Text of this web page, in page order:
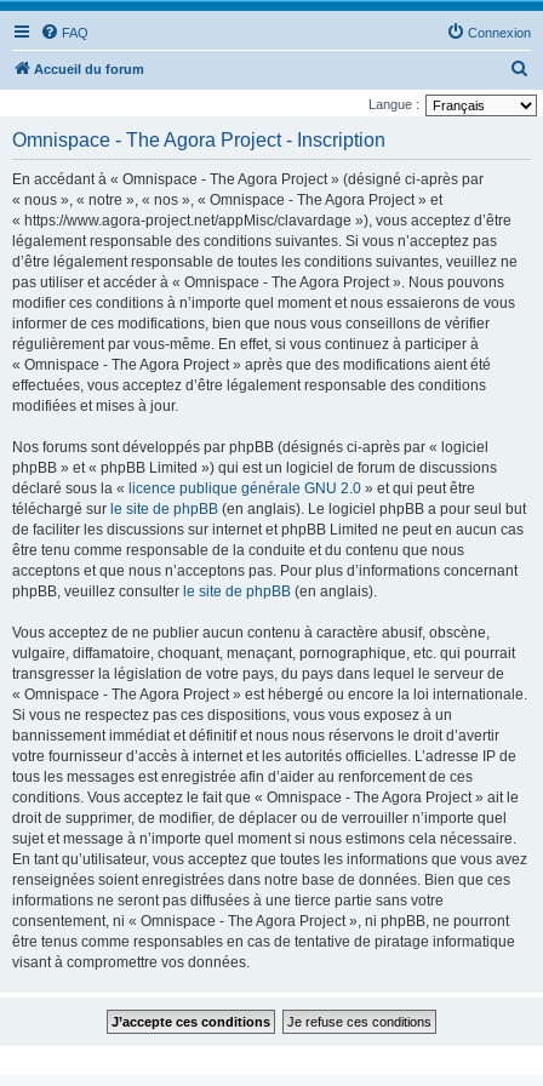
FAQ Connexion
Accueil du forum
e
Langue :
Omnispace - The Agora Project - Inscription
En accédant à « Omnispace - The Agora Project » (désigné ci-après par
« nous », « notre », « nos », « Omnispace - The Agora Project » et
« https://www.agora-project.net/appMisc/clavardage »), vous acceptez d’être
légalement responsable des conditions suivantes. Si vous n’acceptez pas
d’être légalement responsable de toutes les conditions suivantes, veuillez ne
pas utiliser et accéder à « Omnispace - The Agora Project ». Nous pouvons
modifier ces conditions à n’importe quel moment et nous essaierons de vous
informer de ces modifications, bien que nous vous conseillons de vérifier
régulièrement par vous-même. En effet, si vous continuez à participer à
« Omnispace - The Agora Project » après que des modifications aient été
effectuées, vous acceptez d’être légalement responsable des conditions
modifiées et mises à jour.
Nos forums sont développés par phpBB (désignés ci-après par « logiciel
phpBB » et « phpBB Limited ») qui est un logiciel de forum de discussions
déclaré sous la « licence publique générale GNU 2.0 » et qui peut être
téléchargé sur le site de phpBB (en anglais). Le logiciel phpBB a pour seul but
de faciliter les discussions sur internet et phpBB Limited ne peut en aucun cas
être tenu comme responsable de la conduite et du contenu que nous
acceptons et que nous n’acceptons pas. Pour plus d’informations concernant
phpBB, veuillez consulter le site de phpBB (en anglais).
Vous acceptez de ne publier aucun contenu à caractère abusif, obscène,
vulgaire, diffamatoire, choquant, menaçant, pornographique, etc. qui pourrait
transgresser la législation de votre pays, du pays dans lequel le serveur de
« Omnispace - The Agora Project » est hébergé ou encore la loi internationale.
Si vous ne respectez pas ces dispositions, vous vous exposez à un
bannissement immédiat et définitif et nous nous réservons le droit d’avertir
votre fournisseur d’accès à internet et les autorités officielles. L’adresse IP de
tous les messages est enregistrée afin d’aider au renforcement de ces
conditions. Vous acceptez le fait que « Omnispace - The Agora Project » ait le
droit de supprimer, de modifier, de déplacer ou de verrouiller n’importe quel
sujet et message à n’importe quel moment si nous estimons cela nécessaire.
En tant qu’utilisateur, vous acceptez que toutes les informations que vous avez
renseignées soient enregistrées dans notre base de données. Bien que ces
informations ne seront pas diffusées à une tierce partie sans votre
consentement, ni « Omnispace - The Agora Project », ni phpBB, ne pourront
être tenus comme responsables en cas de tentative de piratage informatique
visant à compromettre vos données.